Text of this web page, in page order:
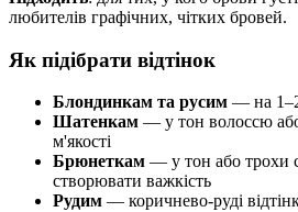
любителів графічних, чітких бровей.
Як підібрати відтінок
Блондинкам та русим — на
Шатенкам — у тон волоссю
м'якості
Брюнеткам — у тон або трохи
створювати важкість
Рудим — коричнево-руді